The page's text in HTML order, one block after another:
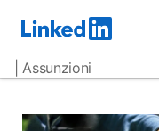
| Assunzioni